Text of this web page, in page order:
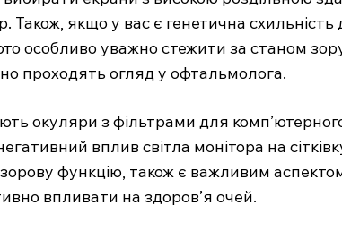
Також, якщо у вас є генетична
особливо уважно стежити за станом
проходять огляд у офтальмолога.
окуляри з фільтрами для
вплив світла монітора на
функцію, також є важливим
впливати на здоров’я очей.